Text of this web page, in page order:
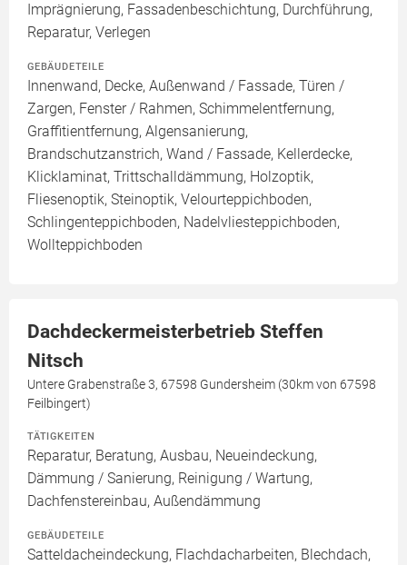
Imprägnierung, Fassadenbeschichtung, Durchführung,
Reparatur, Verlegen
GEBÄUDETEILE
Innenwand, Decke, Außenwand / Fassade, Türen /
Zargen, Fenster / Rahmen, Schimmelentfernung,
Graffitientfernung, Algensanierung,
Brandschutzanstrich, Wand / Fassade, Kellerdecke,
Klicklaminat, Trittschalldämmung, Holzoptik,
Fliesenoptik, Steinoptik, Velourteppichboden,
Schlingenteppichboden, Nadelvliesteppichboden,
Wollteppichboden
Dachdeckermeisterbetrieb Steffen
Nitsch
Untere Grabenstraße 3, 67598 Gundersheim (30km von 67598
Feilbingert)
TÄTIGKEITEN
Reparatur, Beratung, Ausbau, Neueindeckung,
Dämmung / Sanierung, Reinigung / Wartung,
Dachfenstereinbau, Außendämmung
GEBÄUDETEILE
Satteldacheindeckung, Flachdacharbeiten, Blechdach,